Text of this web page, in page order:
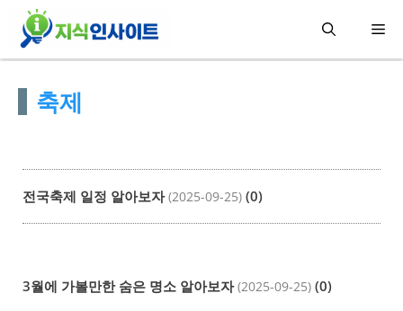
메
축제
전국축제 일정 알아보자 (2025-09-25) (0)
3월에 가볼만한 숨은 명소 알아보자 (2025-09-25) (0)